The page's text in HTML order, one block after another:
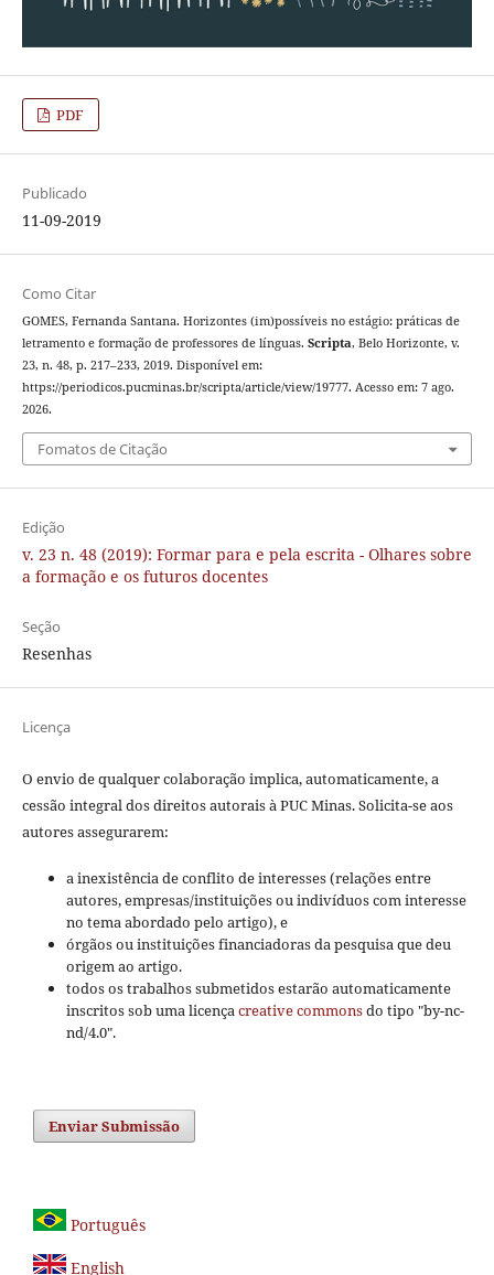
PDF
Publicado
11-09-2019
Como Citar
GOMES, Fernanda Santana. Horizontes (im)possíveis no estágio: práticas de
letramento e formação de professores de línguas. Scripta, Belo Horizonte, v.
23, n. 48, p. 217–233, 2019. Disponível em:
https://periodicos.pucminas.br/scripta/article/view/19777. Acesso em: 7 ago.
2026.
Fomatos de Citação
Edição
v. 23 n. 48 (2019): Formar para e pela escrita - Olhares sobre
a formação e os futuros docentes
Seção
Resenhas
Licença
O envio de qualquer colaboração implica, automaticamente, a
cessão integral dos direitos autorais à PUC Minas. Solicita-se aos
autores assegurarem:
a inexistência de conflito de interesses (relações entre
autores, empresas/instituições ou indivíduos com interesse
no tema abordado pelo artigo), e
órgãos ou instituições financiadoras da pesquisa que deu
origem ao artigo.
todos os trabalhos submetidos estarão automaticamente
inscritos sob uma licençacreative commonsdo tipo "by-nc-
nd/4.0".
Enviar Submissão
Português
English